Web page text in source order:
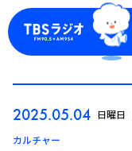
2025.05.04 日曜日
カルチャー